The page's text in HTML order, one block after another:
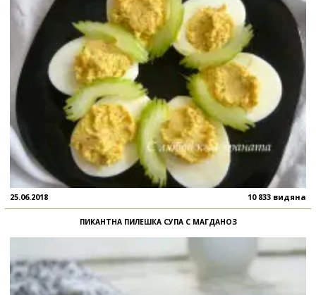
25.06.2018 10 833 видяна
ПИКАНТНА ПИЛЕШКА СУПА С МАГДАНОЗ